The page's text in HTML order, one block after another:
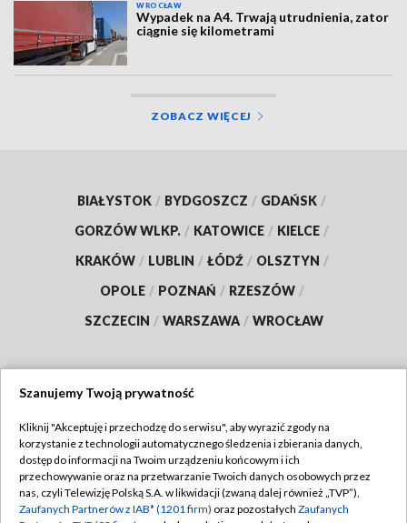
WROCŁAW
Wypadek na A4. Trwają utrudnienia, zator
ciągnie się kilometrami
ZOBACZ WIĘCEJ
BIAŁYSTOK / BYDGOSZCZ / GDAŃSK /
GORZÓW WLKP. / KATOWICE / KIELCE /
KRAKÓW / LUBLIN / ŁÓDŹ / OLSZTYN /
OPOLE / POZNAŃ / RZESZÓW /
SZCZECIN / WARSZAWA / WROCŁAW
TVP
Abonament TVP
Emisja w TVP
Regulamin TVP
Polityka prywatności
Szanujemy Twoją prywatność
Kliknij "Akceptuję i przechodzę do serwisu", aby wyrazić zgody na
korzystanie z technologii automatycznego śledzenia i zbierania danych,
dostęp do informacji na Twoim urządzeniu końcowym i ich
przechowywanie oraz na przetwarzanie Twoich danych osobowych przez
nas, czyli Telewizję Polską S.A. w likwidacji (zwaną dalej również „TVP”),
Zaufanych Partnerów z IAB* (1201 firm) oraz pozostałych Zaufanych